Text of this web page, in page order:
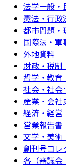
法学一般・
憲法・行政
都市問題・
国際法・軍
外地資料
財政・税制
哲学・教育
社会・社会
産業・会社
経済・経営
営業報告書
文学・美術
創刊号コレ
各（審議会